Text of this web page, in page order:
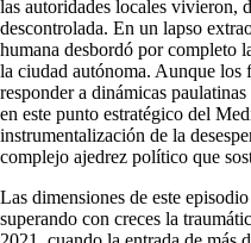
las autoridades locales vivieron,
descontrolada. En un lapso
humana desbordó por completo
la ciudad autónoma. Aunque los
responder a dinámicas
en este punto estratégico del
instrumentalización de la
complejo ajedrez político que
Las dimensiones de este
superando con creces la